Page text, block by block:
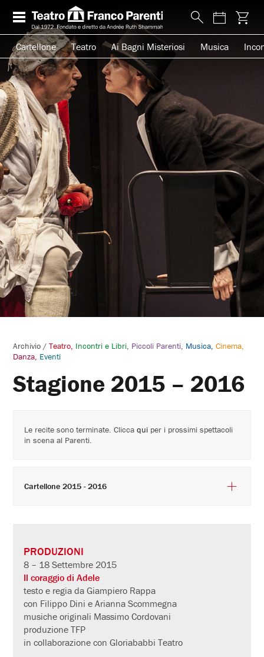
Cartellone Teatro Ai Bagni Misteriosi Musica
Archivio /Teatro Incontri e Libri Piccoli Parenti Musica Cinema
Danza Eventi
Stagione 2015 – 2016
PRODUZIONI
8 – 18 Settembre 2015
Il coraggio di Adele
testo e regia da Giampiero Rappa
con Filippo Dini e Arianna Scommegna
musiche originali Massimo Cordovani
produzione TFP
in collaborazione con Gloriababbi Teatro
Le recite sono terminate. Cliccaqui per i prossimi spettacoli
in scena al Parenti.
Cartellone 2015 - 2016